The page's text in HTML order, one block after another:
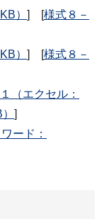
） ] [様式８－
） ] [様式８－
（エクセル：
]
ード：